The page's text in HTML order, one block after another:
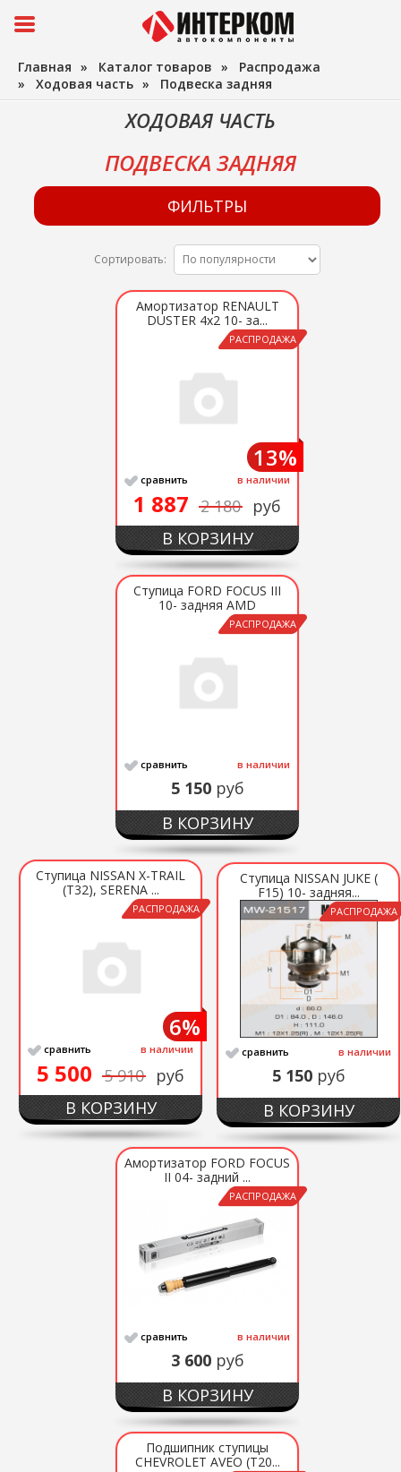
Главная » Каталог товаров » Распродажа
» Ходовая часть » Подвеска задняя
ХОДОВАЯ ЧАСТЬ
ПОДВЕСКА ЗАДНЯЯ
ФИЛЬТРЫ
Сортировать:
РАСПРОДАЖА
Амортизатор RENAULT
DUSTER 4x2 10- за...
сравнить в наличии
1 887 2 180 руб
13%
В КОРЗИНУ
РАСПРОДАЖА
Ступица FORD FOCUS III
10- задняя AMD
сравнить в наличии
5 150 руб
В КОРЗИНУ
РАСПРОДАЖА
Ступица NISSAN X-TRAIL
(T32), SERENA ...
сравнить в наличии
5 500 5 910 руб
6%
В КОРЗИНУ
РАСПРОДАЖА
Ступица NISSAN JUKE (
F15) 10- задняя...
сравнить в наличии
5 150 руб
В КОРЗИНУ
РАСПРОДАЖА
Амортизатор FORD FOCUS
II 04- задний ...
сравнить в наличии
3 600 руб
В КОРЗИНУ
Подшипник ступицы
CHEVROLET AVEO (T20...